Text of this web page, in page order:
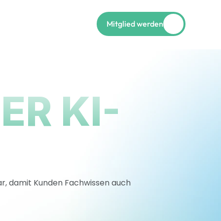
KI-
damit Kunden Fachwissen auch
Mitglied werden